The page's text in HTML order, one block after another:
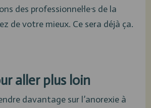
des professionnel·le·s de la
de votre mieux. Ce sera déjà ça.
aller plus loin
davantage sur l’anorexie à